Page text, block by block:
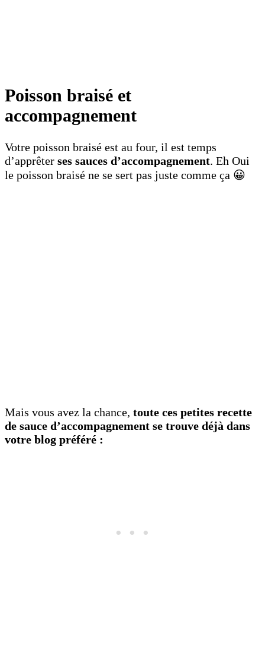
Poisson braisé et
accompagnement
Votre poisson braisé est au four, il est temps
d’apprêter ses sauces d’accompagnement. Eh Oui
le poisson braisé ne se sert pas juste comme ça 😀
Mais vous avez la chance, toute ces petites recette
de sauce d’accompagnement se trouve déjà dans
votre blog préféré :